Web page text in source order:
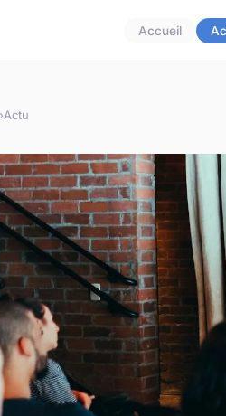
Accueil
›Actu